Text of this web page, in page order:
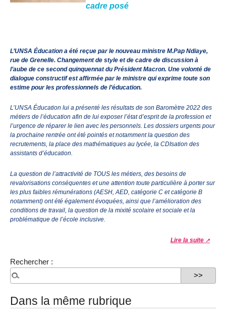
cadre posé
L’UNSA Éducation a été reçue par le nouveau ministre M.Pap Ndiaye,
rue de Grenelle. Changement de style et de cadre de discussion à
l’aube de ce second quinquennat du Président Macron. Une volonté de
dialogue constructif est affirmée par le ministre qui exprime toute son
estime pour les professionnels de l’éducation.
L’UNSA Éducation lui a présenté les résultats de son Baromètre 2022 des
métiers de l’éducation afin de lui exposer l’état d’esprit de la profession et
l’urgence de réparer le lien avec les personnels. Les dossiers urgents pour
la prochaine rentrée ont été pointés et notamment la question des
recrutements, la place des mathématiques au lycée, la CDIsation des
assistants d’éducation.
La question de l’attractivité de TOUS les métiers, des besoins de
revalorisations conséquentes et une attention toute particulière à porter sur
les plus faibles rémunérations (AESH, AED, catégorie C et catégorie B
notamment) ont été également évoquées, ainsi que l’amélioration des
conditions de travail, la question de la mixité scolaire et sociale et la
problématique de l’école inclusive.
Lire la suite
Rechercher :
Dans la même rubrique